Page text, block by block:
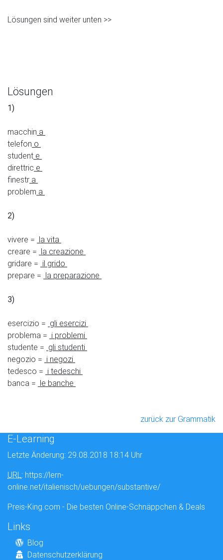
Lösungen sind weiter unten >>
Lösungen
1)
macchin a
telefon o
student e
direttric e
finestr a
problem a
2)
vivere = la vita
creare = la creazione
gridare = il grido
prepare = la preparazione
3)
esercizio = gli esercizi
problema = i problemi
studente = gli studenti
negozio = i negozi
tedesco = i tedeschi
banca = le banche
zurück zur Grammatik
E-Learning
Letzte Änderung: 29.08.2018 18:14 Uhr
URL: https://lern-
online.net/italienisch/uebungen/substantive/
Preis-King.com - Die besten Online-Schnäppchen & Deals
Links
Blog
Datenschutzerklärung